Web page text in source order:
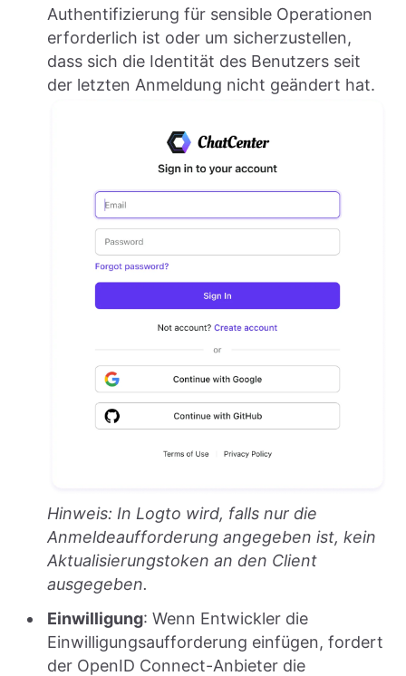
Authentifizierung für sensible Operationen
erforderlich ist oder um sicherzustellen,
dass sich die Identität des Benutzers seit
der letzten Anmeldung nicht geändert hat.
Hinweis: In Logto wird, falls nur die
Anmeldeaufforderung angegeben ist, kein
Aktualisierungstoken an den Client
ausgegeben.
Einwilligung: Wenn Entwickler die
Einwilligungsaufforderung einfügen, fordert
der OpenID Connect-Anbieter die